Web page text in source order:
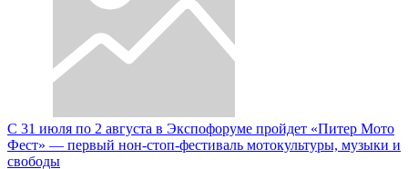
С 31 июля по 2 августа в Экспофоруме пройдет «Питер Мото
Фест» — первый нон-стоп-фестиваль мотокультуры, музыки и
свободы